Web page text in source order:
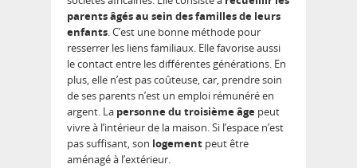
parents âgés au sein des familles de leurs
enfants. C’est une bonne méthode pour
resserrer les liens familiaux. Elle favorise aussi
le contact entre les différentes générations. En
plus, elle n’est pas coûteuse, car, prendre soin
de ses parents n’est un emploi rémunéré en
argent. La personne du troisième âge peut
vivre à l’intérieur de la maison. Si l’espace n’est
pas suffisant, son logement peut être
aménagé à l’extérieur.